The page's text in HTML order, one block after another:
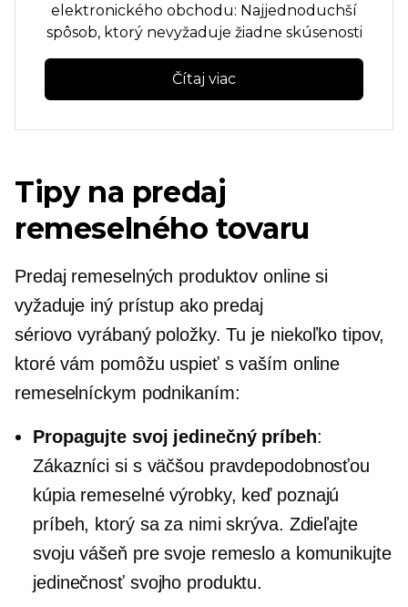
elektronického obchodu: Najjednoduchší
spôsob, ktorý nevyžaduje žiadne skúsenosti
Čítaj viac
Tipy na predaj
remeselného tovaru
Predaj remeselných produktov online si
vyžaduje iný prístup ako predaj
sériovo vyrábanýpoložky. Tu je niekoľko tipov,
ktoré vám pomôžu uspieť s vaším online
remeselníckym podnikaním:
Propagujte svoj jedinečný príbeh:
Zákazníci si s väčšou pravdepodobnosťou
kúpia remeselné výrobky, keď poznajú
príbeh, ktorý sa za nimi skrýva. Zdieľajte
svoju vášeň pre svoje remeslo a komunikujte
jedinečnosť svojho produktu.